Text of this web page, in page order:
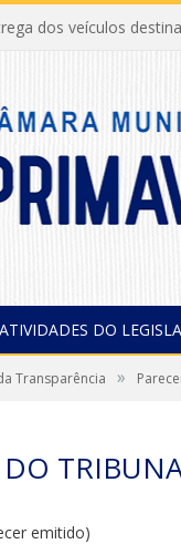
dos veículos
ATIVIDADES DO
Transparência »
DO
emitido)